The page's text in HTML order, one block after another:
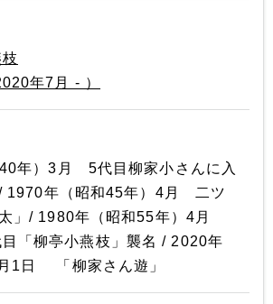
年7月 - ）
年）3月 5代目柳家小さんに入
1970年（昭和45年）4月 二ツ
」/ 1980年（昭和55年）4月
「柳亭小燕枝」襲名 / 2020年
1日 「柳家さん遊」